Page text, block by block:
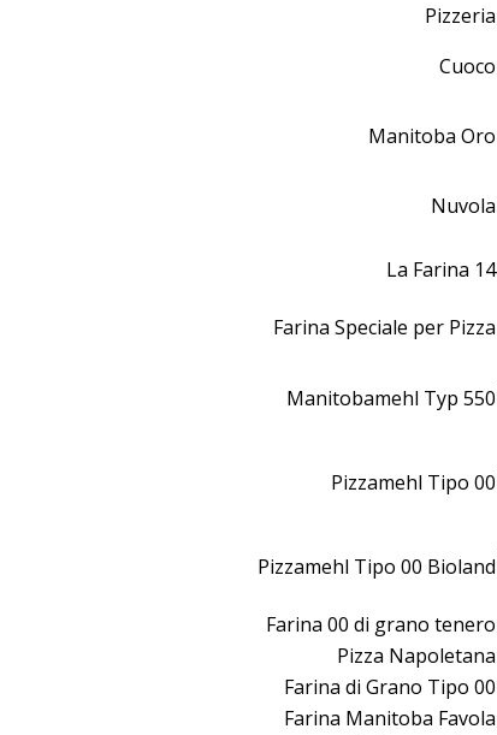
Pizzeria
Cuoco
Manitoba Oro
Nuvola
La Farina 14
Farina Speciale per Pizza
Manitobamehl Typ 550
Pizzamehl Tipo 00
Pizzamehl Tipo 00 Bioland
Farina 00 di grano tenero
Pizza Napoletana
Farina di Grano Tipo 00
Farina Manitoba Favola